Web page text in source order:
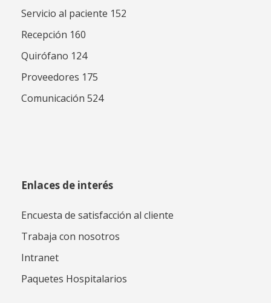
Servicio al paciente 152
Recepción 160
Quirófano 124
Proveedores 175
Comunicación 524
Enlaces de interés
Encuesta de satisfacción al cliente
Trabaja con nosotros
Intranet
Paquetes Hospitalarios